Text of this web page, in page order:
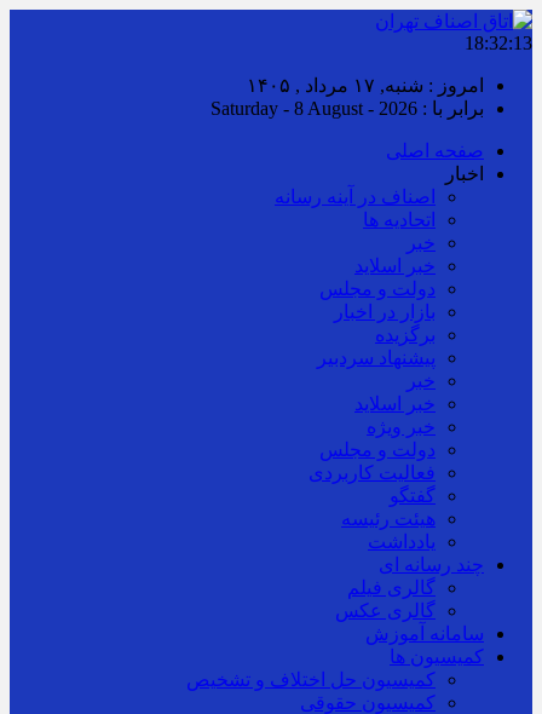
18:32:14
امروز : شنبه, ۱۷ مرداد , ۱۴۰۵
برابر با : Saturday - 8 August - 2026
صفحه اصلی
اخبار
اصناف در آینه رسانه
اتحادیه ها
خبر
خبر اسلايد
دولت و مجلس
بازار در اخبار
برگزیده
پیشنهاد سردبیر
خبر
خبر اسلايد
خبر ویژه
دولت و مجلس
فعالیت کاربردی
گفتگو
هیئت رئیسه
یادداشت
چند رسانه ای
گالری فیلم
گالری عکس
سامانه آموزش
کمیسیون ها
کمیسیون حل اختلاف و تشخیص
کمیسیون حقوقی